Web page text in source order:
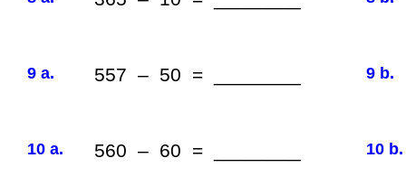
9 a. 557 – 50 = ________ 9 b.
10 a. 560 – 60 = ________ 10 b.